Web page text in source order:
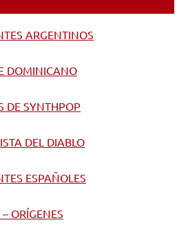
ARGENTINOS
DOMINICANO
DE SYNTHPOP
DEL DIABLO
ESPAÑOLES
ORÍGENES